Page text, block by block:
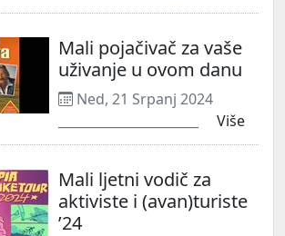
Mali pojačivač za vaše
uživanje u ovom danu
Ned, 21 Srpanj 2024
Više
Mali ljetni vodič za
aktiviste i (avan)turiste
’24